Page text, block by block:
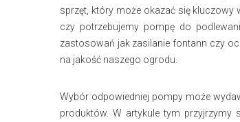
sprzęt, który może okazać się kluczowy
czy potrzebujemy pompę do
zastosowań jak zasilanie fontann czy
na jakość naszego ogrodu.
Wybór odpowiedniej pompy może
produktów. W artykule tym przyjrzymy